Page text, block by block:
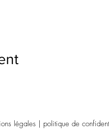
légales | politique de